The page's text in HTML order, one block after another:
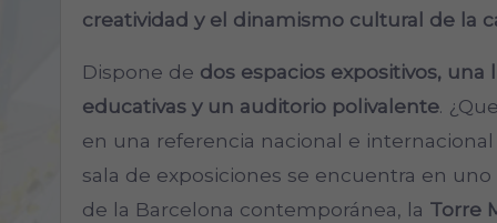
creatividad y el dinamismo cultural de la
Dispone de dos espacios expositivos,
educativas y un auditorio polivalente.
en una referencia nacional e
sala de exposiciones se encuentra en
de la Barcelona contemporánea, la Torre